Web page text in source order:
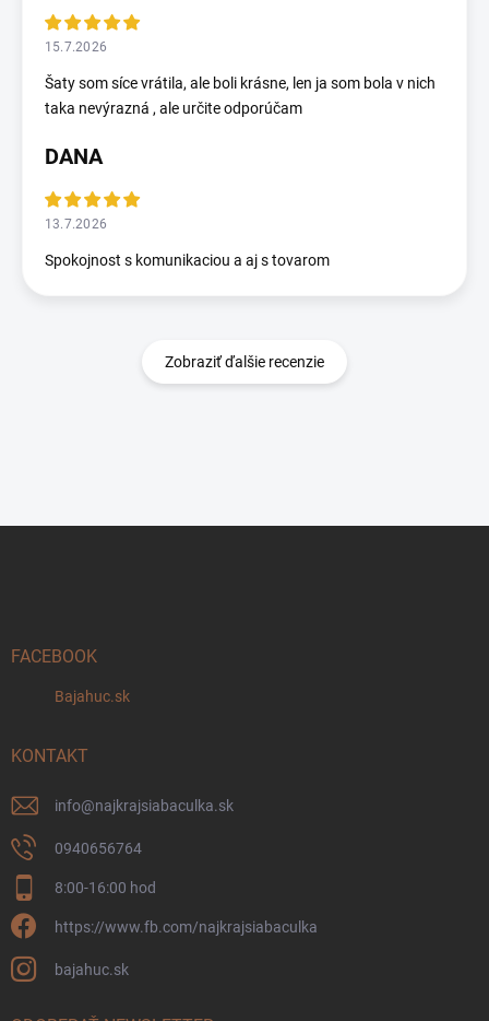
15.7.2026
Šaty som síce vrátila, ale boli krásne, len ja som bola v nich
taka nevýrazná , ale určite odporúčam
DANA
13.7.2026
Spokojnost s komunikaciou a aj s tovarom
Zobraziť ďalšie recenzie
FACEBOOK
Bajahuc.sk
KONTAKT
info@najkrajsiabaculka.sk
0940656764
8:00-16:00 hod
https://www.fb.com/najkrajsiabaculka
bajahuc.sk